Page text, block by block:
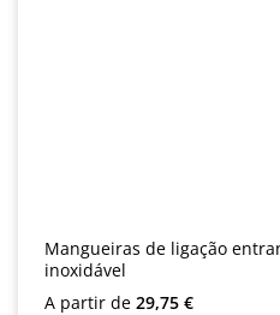
Mangueiras de ligação
inoxidável
Preço normal:
A partir de 29,75 €